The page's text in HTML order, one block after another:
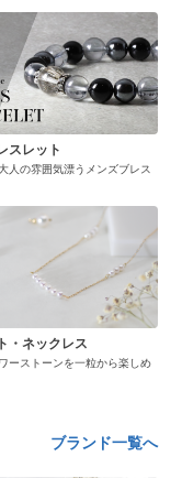
スレット
人の雰囲気漂うメンズブレス
・ネックレス
ーストーンを一粒から楽しめ
ブランド一覧へ